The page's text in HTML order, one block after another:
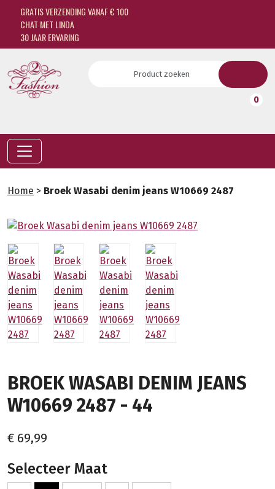
GRATIS VERZENDING VANAF € 100
CHAT MET LINDA
30 JAAR ERVARING
0
Home > Broek Wasabi denim jeans W10669 2487
BROEK WASABI DENIM JEANS
W10669 2487 - 44
€ 69,99
Selecteer Maat